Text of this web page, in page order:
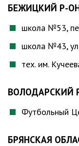
БЕЖИЦКИЙ Р-
школа №53,​​​​
школа №43,
тех. им.
ВОЛОДАРСКИЙ
Футбольный
БРЯНСКАЯ